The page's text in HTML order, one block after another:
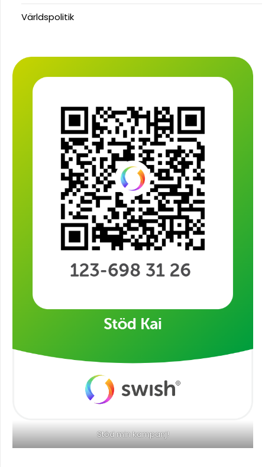
Världspolitik
Stöd min kampanj!